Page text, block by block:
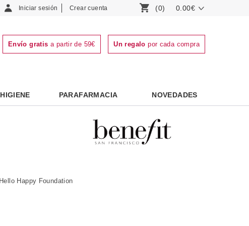
Iniciar sesión Crear cuenta (0) 0.00€
Envío gratis a partir de 59€ Un regalo por cada compra
HIGIENE PARAFARMACIA NOVEDADES